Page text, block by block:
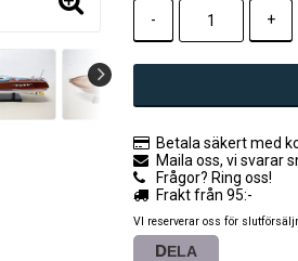
- +
Betala säkert med
Maila oss, vi svarar
Frågor? Ring oss!
Frakt från 95:-
VI reserverar oss för
DELA